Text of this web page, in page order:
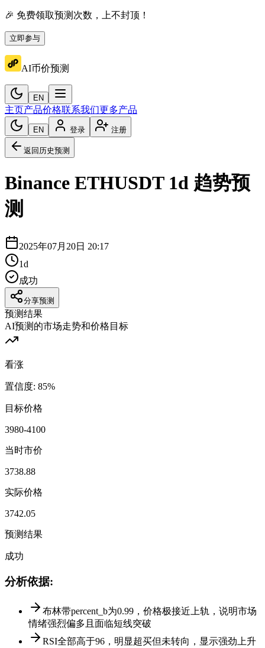
🎉 免费领取预测次数，上不封顶！
立即参与
AI币价预测
EN
主页产品价格联系我们更多产品
EN 登录 注册
返回历史预测
Binance ETHUSDT 1d 趋势预
测
2025年07月20日 20:17
1d
成功
分享预测
预测结果
AI预测的市场走势和价格目标
看涨
置信度: 85%
目标价格
3980-4100
当时市价
3738.88
实际价格
3742.05
预测结果
成功
分析依据:
布林带percent_b为0.99，价格极接近上轨，说明市场
情绪强烈偏多且面临短线突破
RSI全部高于96，明显超买但未转向，显示强劲上升